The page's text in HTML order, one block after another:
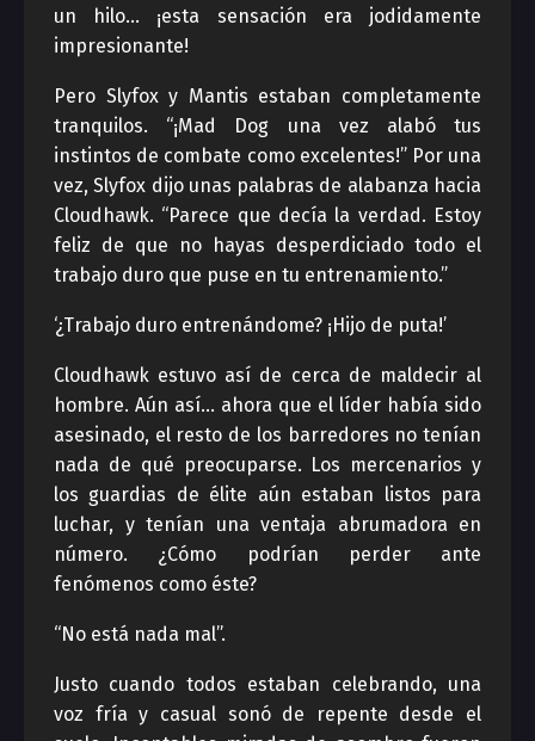
un hilo… ¡esta sensación era jodidamente
impresionante!
Pero Slyfox y Mantis estaban completamente
tranquilos. “¡Mad Dog una vez alabó tus
instintos de combate como excelentes!” Por una
vez, Slyfox dijo unas palabras de alabanza hacia
Cloudhawk. “Parece que decía la verdad. Estoy
feliz de que no hayas desperdiciado todo el
trabajo duro que puse en tu entrenamiento.”
‘¿Trabajo duro entrenándome? ¡Hijo de puta!’
Cloudhawk estuvo así de cerca de maldecir al
hombre. Aún así… ahora que el líder había sido
asesinado, el resto de los barredores no tenían
nada de qué preocuparse. Los mercenarios y
los guardias de élite aún estaban listos para
luchar, y tenían una ventaja abrumadora en
número. ¿Cómo podrían perder ante
fenómenos como éste?
“No está nada mal”.
Justo cuando todos estaban celebrando, una
voz fría y casual sonó de repente desde el